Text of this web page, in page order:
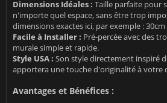
Dimensions Idéales : Taille parfaite pour
n'importe quel espace, sans être trop
dimensions exactes ici, par exemple :
Facile à Installer : Pré-percée avec des
murale simple et rapide.
Style USA : Son style directement inspiré
apportera une touche d'originalité à votre
Avantages et Bénéfices :